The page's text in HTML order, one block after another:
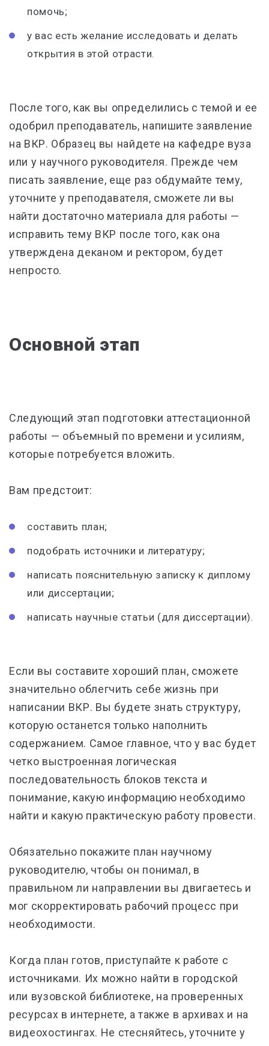
помочь;
у вас есть желание исследовать и делать
открытия в этой отрасти.
После того, как вы определились с темой и ее
одобрил преподаватель, напишите заявление
на ВКР. Образец вы найдете на кафедре вуза
или у научного руководителя. Прежде чем
писать заявление, еще раз обдумайте тему,
уточните у преподавателя, сможете ли вы
найти достаточно материала для работы —
исправить тему ВКР после того, как она
утверждена деканом и ректором, будет
непросто.
Основной этап
Следующий этап подготовки аттестационной
работы — объемный по времени и усилиям,
которые потребуется вложить.
Вам предстоит:
составить план;
подобрать источники и литературу;
написать пояснительную записку к диплому
или диссертации;
написать научные статьи (для диссертации).
Если вы составите хороший план, сможете
значительно облегчить себе жизнь при
написании ВКР. Вы будете знать структуру,
которую останется только наполнить
содержанием. Самое главное, что у вас будет
четко выстроенная логическая
последовательность блоков текста и
понимание, какую информацию необходимо
найти и какую практическую работу провести.
Обязательно покажите план научному
руководителю, чтобы он понимал, в
правильном ли направлении вы двигаетесь и
мог скорректировать рабочий процесс при
необходимости.
Когда план готов, приступайте к работе с
источниками. Их можно найти в городской
или вузовской библиотеке, на проверенных
ресурсах в интернете, а также в архивах и на
видеохостингах. Не стесняйтесь, уточните у